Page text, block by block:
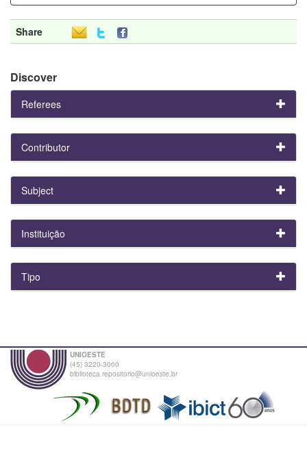
Share
Discover
Referees
Contributor
Subject
Instituição
Tipo
UNIOESTE
(45) 3220-3000
biblioteca.repositorio@unioeste.br